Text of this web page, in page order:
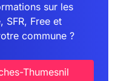
sur les
SFR, Free et
commune ?
Thumesnil